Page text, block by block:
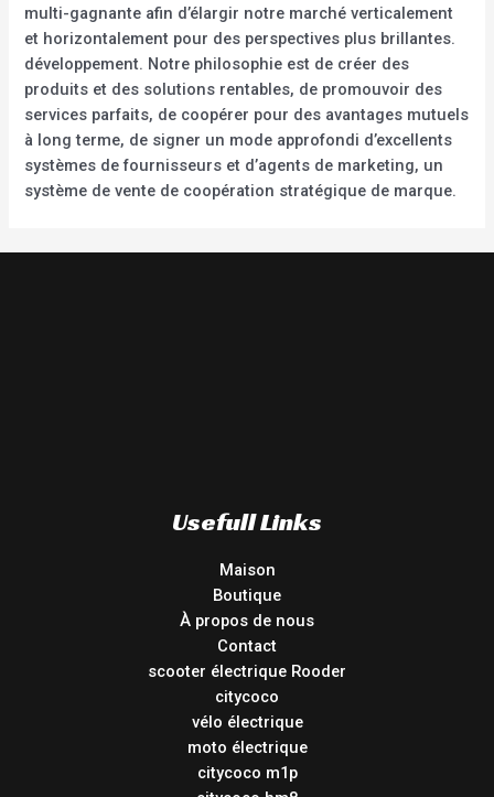
multi-gagnante afin d’élargir notre marché verticalement
et horizontalement pour des perspectives plus brillantes.
développement. Notre philosophie est de créer des
produits et des solutions rentables, de promouvoir des
services parfaits, de coopérer pour des avantages mutuels
à long terme, de signer un mode approfondi d’excellents
systèmes de fournisseurs et d’agents de marketing, un
système de vente de coopération stratégique de marque.
Usefull Links
Maison
Boutique
À propos de nous
Contact
scooter électrique Rooder
citycoco
vélo électrique
moto électrique
citycoco m1p